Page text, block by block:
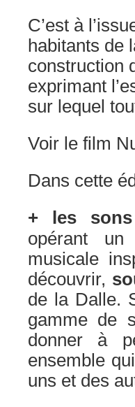
C’est à
habitants de
construction
exprimant
sur lequel
Voir le film
Dans cette
+ les sons
opérant un
musicale
découvrir,
de la Dalle.
gamme de
donner à
ensemble
uns et des